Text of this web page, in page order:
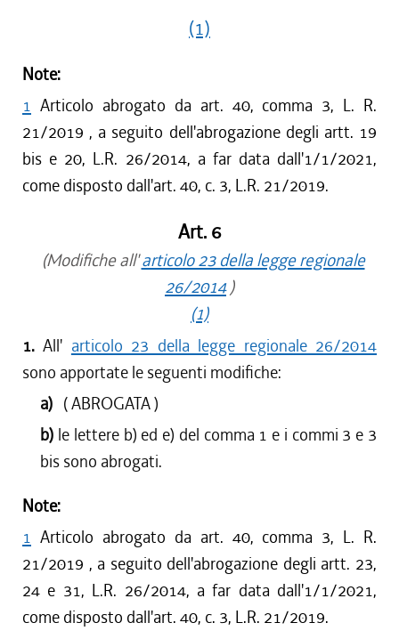
(1)
Note:
1 Articolo abrogato da art. 40, comma 3, L. R.
21/2019 , a seguito dell'abrogazione degli artt. 19
bis e 20, L.R. 26/2014, a far data dall'1/1/2021,
come disposto dall'art. 40, c. 3, L.R. 21/2019.
Art. 6
(Modifiche all'articolo 23 della legge regionale
26/2014)
(1)
1.All' articolo 23 della legge regionale 26/2014
sono apportate le seguenti modifiche:
a) ( ABROGATA )
b) le lettere b) ed e) del comma 1 e i commi 3 e 3
bis sono abrogati.
Note:
1 Articolo abrogato da art. 40, comma 3, L. R.
21/2019 , a seguito dell'abrogazione degli artt. 23,
24 e 31, L.R. 26/2014, a far data dall'1/1/2021,
come disposto dall'art. 40, c. 3, L.R. 21/2019.